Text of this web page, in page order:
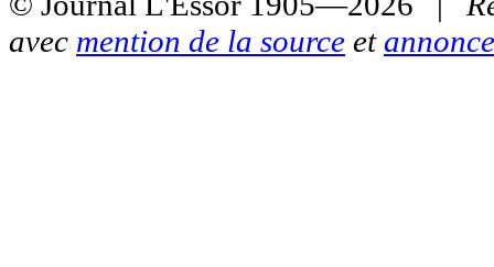
avec mention de la source et